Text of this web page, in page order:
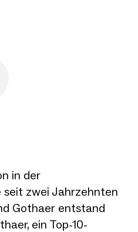
in der
seit zwei Jahrzehnten
Gothaer entstand
ein Top-10-